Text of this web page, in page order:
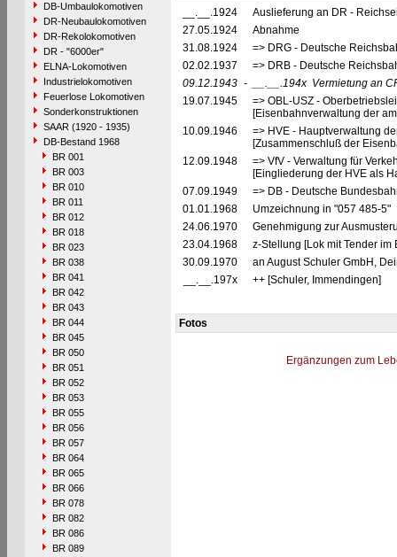
DB-Umbaulokomotiven
DR-Neubaulokomotiven
DR-Rekolokomotiven
DR - "6000er"
ELNA-Lokomotiven
Industrielokomotiven
Feuerlose Lokomotiven
Sonderkonstruktionen
SAAR (1920 - 1935)
DB-Bestand 1968
BR 001
BR 003
BR 010
BR 011
BR 012
BR 018
BR 023
BR 038
BR 041
BR 042
BR 043
BR 044
BR 045
BR 050
BR 051
BR 052
BR 053
BR 055
BR 056
BR 057
BR 064
BR 065
BR 066
BR 078
BR 082
BR 086
BR 089
__.__.1924
Auslieferung an DR -
27.05.1924
Abnahme
31.08.1924
=> DRG - Deutsche
02.02.1937
=> DRB - Deutsche
09.12.1943 - __.__.194x Vermietung an
19.07.1945
=> OBL-USZ -
[Eisenbahnverwaltung der
10.09.1946
=> HVE - Hauptverwaltung
[Zusammenschluß der
12.09.1948
=> VfV - Verwaltung für
[Eingliederung der HVE als
07.09.1949
=> DB - Deutsche
01.01.1968
Umzeichnung in "057 485-5"
24.06.1970
Genehmigung zur
23.04.1968
z-Stellung [Lok mit Tender im
30.09.1970
an August Schuler GmbH,
__.__.197x
++ [Schuler, Immendingen]
Fotos
Ergänzungen zum